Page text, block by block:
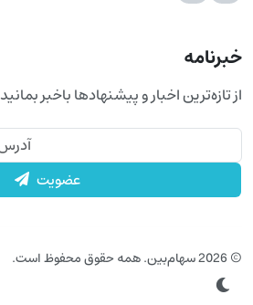
خبرنامه
از تازه‌ترین اخبار و پیشنهادها باخبر بمانید
عضویت
© 2026 سهام‌بین. همه حقوق محفوظ است.